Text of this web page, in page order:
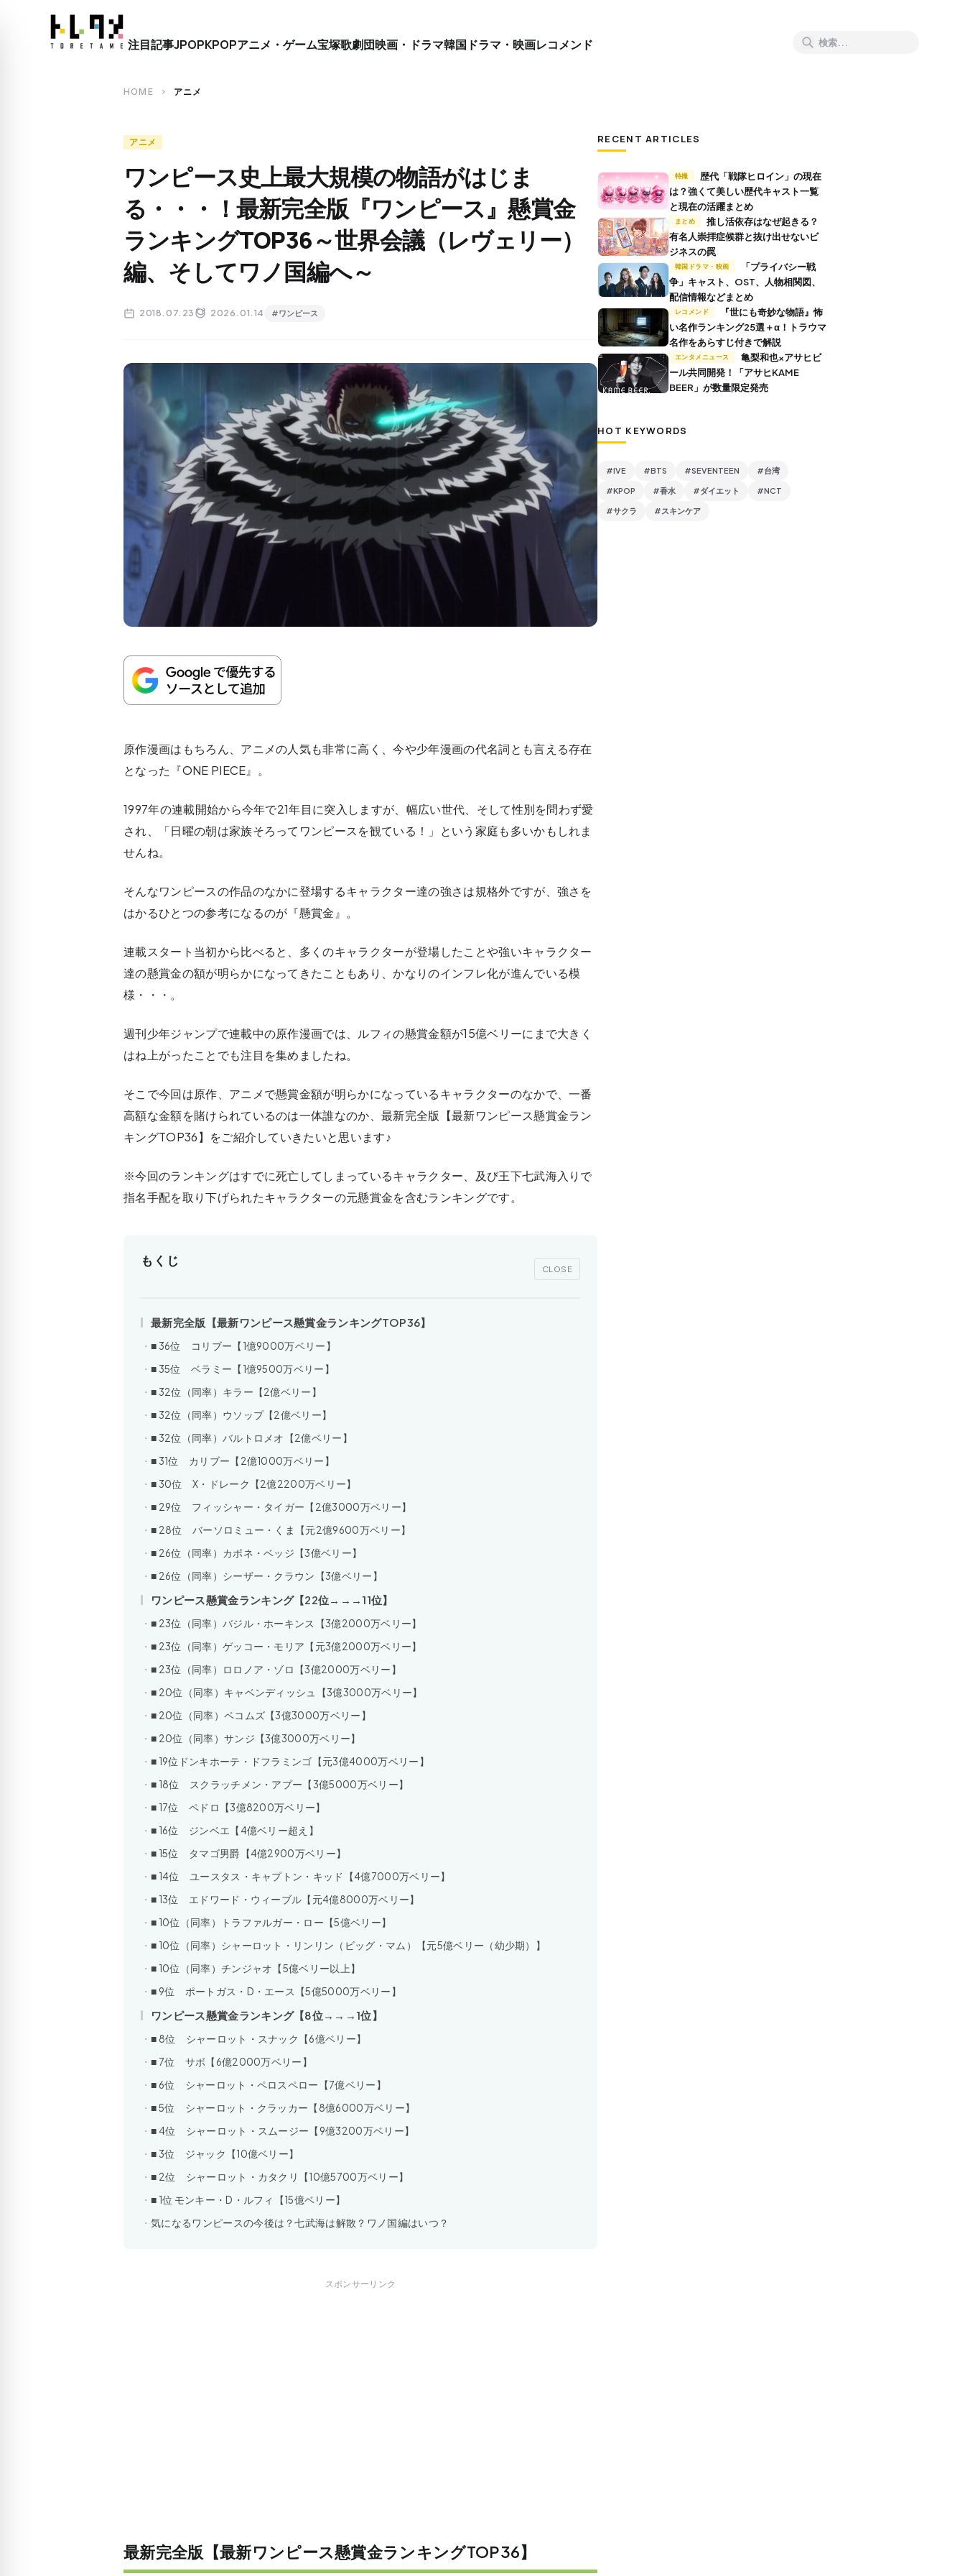
close
注目記事JPOPKPOPアニメ・ゲーム宝塚歌劇団映画・ドラマ韓国ドラマ・映画レコメンド
HOME chevron_right アニメ
アニメ
ワンピース史上最大規模の物語がはじま
る・・・！最新完全版『ワンピース』懸賞金
ランキングTOP36～世界会議（レヴェリー）
編、そしてワノ国編へ～
2018.07.23 2026.01.14 #ワンピース
原作漫画はもちろん、アニメの人気も非常に高く、今や少年漫画の代名詞とも言える存在
となった『ONE PIECE』。
1997年の連載開始から今年で21年目に突入しますが、幅広い世代、そして性別を問わず愛
され、「日曜の朝は家族そろってワンピースを観ている！」という家庭も多いかもしれま
せんね。
そんなワンピースの作品のなかに登場するキャラクター達の強さは規格外ですが、強さを
はかるひとつの参考になるのが『懸賞金』。
連載スタート当初から比べると、多くのキャラクターが登場したことや強いキャラクター
達の懸賞金の額が明らかになってきたこともあり、かなりのインフレ化が進んでいる模
様・・・。
週刊少年ジャンプで連載中の原作漫画では、ルフィの懸賞金額が15億ベリーにまで大きく
はね上がったことでも注目を集めましたね。
そこで今回は原作、アニメで懸賞金額が明らかになっているキャラクターのなかで、一番
高額な金額を賭けられているのは一体誰なのか、最新完全版【最新ワンピース懸賞金ラン
キングTOP36】をご紹介していきたいと思います♪
※今回のランキングはすでに死亡してしまっているキャラクター、及び王下七武海入りで
指名手配を取り下げられたキャラクターの元懸賞金を含むランキングです。
もくじ
CLOSE
最新完全版【最新ワンピース懸賞金ランキングTOP36】
■ 36位 コリブー【1億9000万ベリー】
■ 35位 ベラミー【1億9500万ベリー】
■ 32位（同率）キラー【2億ベリー】
■ 32位（同率）ウソップ【2億ベリー】
■ 32位（同率）バルトロメオ【2億ベリー】
■ 31位 カリブー【2億1000万ベリー】
■ 30位 X・ドレーク【2億2200万ベリー】
■ 29位 フィッシャー・タイガー【2億3000万ベリー】
■ 28位 バーソロミュー・くま【元2億9600万ベリー】
■ 26位（同率）カポネ・ベッジ【3億ベリー】
■ 26位（同率）シーザー・クラウン【3億ベリー】
ワンピース懸賞金ランキング【22位→→→11位】
■ 23位（同率）バジル・ホーキンス【3億2000万ベリー】
■ 23位（同率）ゲッコー・モリア【元3億2000万ベリー】
■ 23位（同率）ロロノア・ゾロ【3億2000万ベリー】
■ 20位（同率）キャベンディッシュ【3億3000万ベリー】
■ 20位（同率）ペコムズ【3億3000万ベリー】
■ 20位（同率）サンジ【3億3000万ベリー】
■ 19位ドンキホーテ・ドフラミンゴ【元3億4000万ベリー】
■ 18位 スクラッチメン・アプー【3億5000万ベリー】
■ 17位 ペドロ【3億8200万ベリー】
■ 16位 ジンベエ【4億ベリー超え】
■ 15位 タマゴ男爵【4億2900万ベリー】
■ 14位 ユースタス・キャプトン・キッド【4億7000万ベリー】
■ 13位 エドワード・ウィーブル【元4億8000万ベリー】
■ 10位（同率）トラファルガー・ロー【5億ベリー】
■ 10位（同率）シャーロット・リンリン（ビッグ・マム）【元5億ベリー（幼少期）】
■ 10位（同率）チンジャオ【5億ベリー以上】
■ 9位 ポートガス・D・エース【5億5000万ベリー】
ワンピース懸賞金ランキング【8位→→→1位】
■ 8位 シャーロット・スナック【6億ベリー】
■ 7位 サボ【6億2000万ベリー】
■ 6位 シャーロット・ペロスペロー【7億ベリー】
■ 5位 シャーロット・クラッカー【8億6000万ベリー】
■ 4位 シャーロット・スムージー【9億3200万ベリー】
■ 3位 ジャック【10億ベリー】
■ 2位 シャーロット・カタクリ【10億5700万ベリー】
■ 1位 モンキー・D・ルフィ【15億ベリー】
気になるワンピースの今後は？七武海は解散？ワノ国編はいつ？
スポンサーリンク
最新完全版【最新ワンピース懸賞金ランキングTOP36】
RECENT ARTICLES
特撮
は？強くて美しい歴代キャスト一覧
と現在の活躍まとめ
まとめ
推し活依存はなぜ起きる？
有名人崇拝症候群と抜け出せないビ
ジネスの罠
韓国ドラマ・映画
争」キャスト、OST、人物相関図、
配信情報などまとめ
レコメンド
い名作ランキング25選＋α！トラウマ
名作をあらすじ付きで解説
エンタメニュース
ール共同開発！「アサヒKAME
BEER」が数量限定発売
HOT KEYWORDS
#IVE #BTS #SEVENTEEN #台湾
#KPOP #香水 #ダイエット #NCT
#サクラ #スキンケア